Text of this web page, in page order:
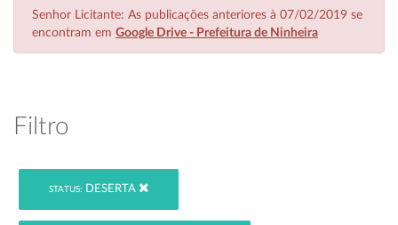
Senhor Licitante: As publicações anteriores à 07/02/2019 se
encontram em Google Drive - Prefeitura de Ninheira
Filtro
STATUS: DESERTA